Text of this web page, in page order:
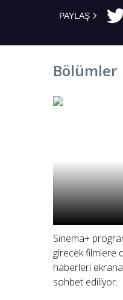
PAYLAŞ
Bölümler
Sinema+
girecek filmlere
haberleri
sohbet ediliyor.